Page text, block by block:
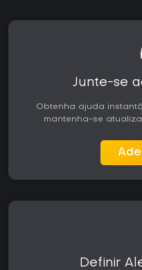
Junte-se
Obtenha ajuda
mantenha-se
Definir